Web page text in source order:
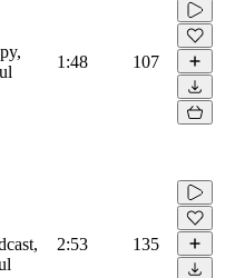
1:48 107
2:53 135